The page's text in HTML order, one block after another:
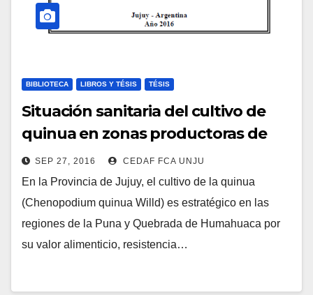
BIBLIOTECA LIBROS Y TÉSIS TÉSIS
Situación sanitaria del cultivo de
quinua en zonas productoras de
Jujuy- Aislamiento de cepas nativas
de Trichoderma spp.: una
alternativa para el manejo de
enfermedades fúngicas
SEP 27, 2016 CEDAF FCA UNJU
En la Provincia de Jujuy, el cultivo de la quinua
(Chenopodium quinua Willd) es estratégico en las
regiones de la Puna y Quebrada de Humahuaca por
su valor alimenticio, resistencia…